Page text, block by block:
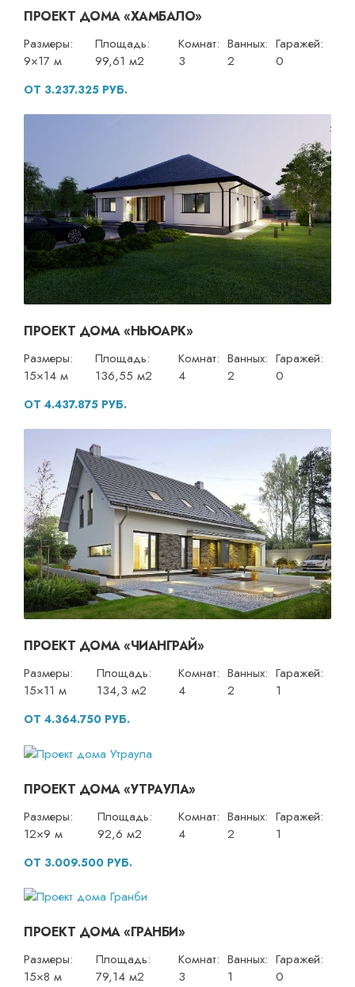
ПРОЕКТ ДОМА «ХАМБАЛО»
Размеры:
9×17 м
Площадь:
99,61 м2
Комнат:
3
Ванных:
2
Гаражей:
0
ОТ 3.237.325 РУБ.
ПРОЕКТ ДОМА «НЬЮАРК»
Размеры:
15×14 м
Площадь:
136,55 м2
Комнат:
4
Ванных:
2
Гаражей:
0
ОТ 4.437.875 РУБ.
ПРОЕКТ ДОМА «ЧИАНГРАЙ»
Размеры:
15×11 м
Площадь:
134,3 м2
Комнат:
4
Ванных:
2
Гаражей:
1
ОТ 4.364.750 РУБ.
ПРОЕКТ ДОМА «УТРАУЛА»
Размеры:
12×9 м
Площадь:
92,6 м2
Комнат:
4
Ванных:
2
Гаражей:
1
ОТ 3.009.500 РУБ.
ПРОЕКТ ДОМА «ГРАНБИ»
Размеры:
15×8 м
Площадь:
79,14 м2
Комнат:
3
Ванных:
1
Гаражей:
0